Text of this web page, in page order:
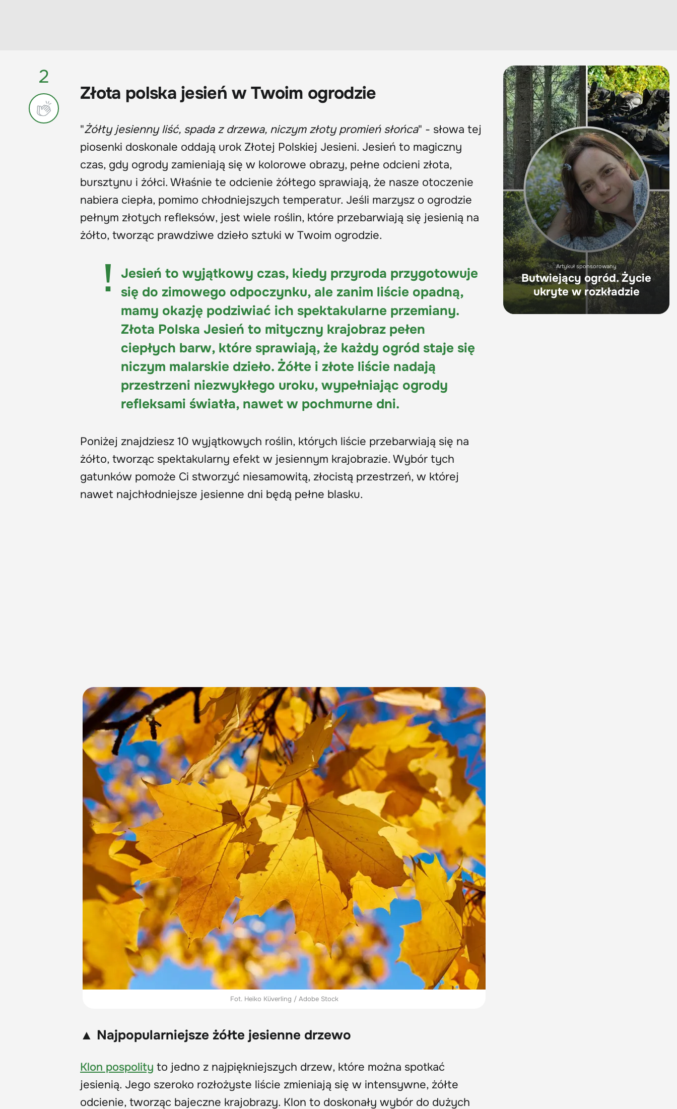
2
Złota polska jesień w Twoim ogrodzie
"Żółty jesienny liść, spada z drzewa, niczym złoty promień słońca" - słowa tej
piosenki doskonale oddają urok Złotej Polskiej Jesieni. Jesień to magiczny
czas, gdy ogrody zamieniają się w kolorowe obrazy, pełne odcieni złota,
bursztynu i żółci. Właśnie te odcienie żółtego sprawiają, że nasze otoczenie
nabiera ciepła, pomimo chłodniejszych temperatur. Jeśli marzysz o ogrodzie
pełnym złotych refleksów, jest wiele roślin, które przebarwiają się jesienią na
żółto, tworząc prawdziwe dzieło sztuki w Twoim ogrodzie.
Jesień to wyjątkowy czas, kiedy przyroda przygotowuje
się do zimowego odpoczynku, ale zanim liście opadną,
mamy okazję podziwiać ich spektakularne przemiany.
Złota Polska Jesień to mityczny krajobraz pełen
ciepłych barw, które sprawiają, że każdy ogród staje się
niczym malarskie dzieło. Żółte i złote liście nadają
przestrzeni niezwykłego uroku, wypełniając ogrody
refleksami światła, nawet w pochmurne dni.
Poniżej znajdziesz 10 wyjątkowych roślin, których liście przebarwiają się na
żółto, tworząc spektakularny efekt w jesiennym krajobrazie. Wybór tych
gatunków pomoże Ci stworzyć niesamowitą, złocistą przestrzeń, w której
nawet najchłodniejsze jesienne dni będą pełne blasku.
Fot. Heiko Küverling / Adobe Stock
▲ Najpopularniejsze żółte jesienne drzewo
Klon pospolity to jedno z najpiękniejszych drzew, które można spotkać
jesienią. Jego szeroko rozłożyste liście zmieniają się w intensywne, żółte
odcienie, tworząc bajeczne krajobrazy. Klon to doskonały wybór do dużych
Artykuł sponsorowany
Butwiejący ogród. Życie
ukryte w rozkładzie